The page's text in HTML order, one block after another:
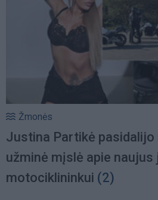
Žmonės
Justina Partikė
užminė mįslė apie naujus
motociklininkui (2)